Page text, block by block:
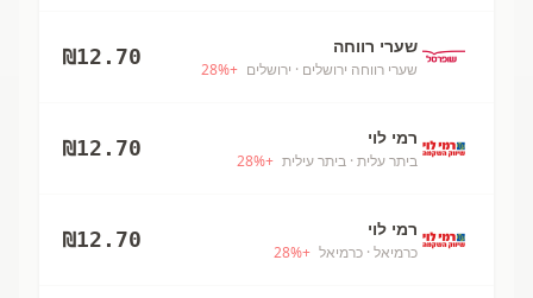
שערי רווחה
שערי רווחה ירושלים · ירושלים +
28%
₪12.70
רמי לוי
ביתר עלית · ביתר עילית +
28%
₪12.70
רמי לוי
כרמיאל · כרמיאל +
28%
₪12.70